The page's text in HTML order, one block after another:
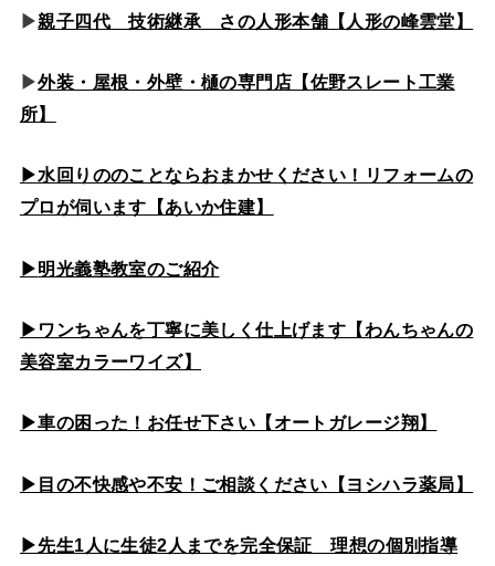
▶親子四代 技術継承 さの人形本舗【人形の峰雲堂】
▶外装・屋根・外壁・樋の専門店【佐野スレート工業
所】
▶水回りののことならおまかせください！リフォームの
プロが伺います【あいか住建】
▶明光義塾教室のご紹介
▶ワンちゃんを丁寧に美しく仕上げます【わんちゃんの
美容室カラーワイズ】
▶車の困った！お任せ下さい【オートガレージ翔】
▶目の不快感や不安！ご相談ください【ヨシハラ薬局】
▶先生1人に生徒2人までを完全保証 理想の個別指導